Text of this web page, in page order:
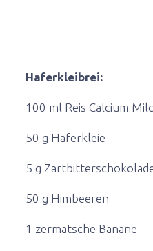
Haferkleibrei:
100 ml Reis Calcium
50 g Haferkleie
5 g
50 g Himbeeren
1 zermatsche Banane